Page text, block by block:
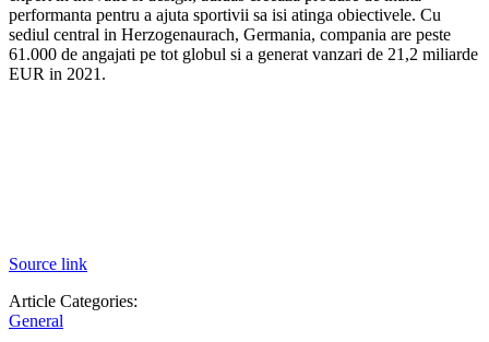
performanta pentru a ajuta sportivii sa isi atinga obiectivele. Cu
sediul central in Herzogenaurach, Germania, compania are peste
61.000 de angajati pe tot globul si a generat vanzari de 21,2 miliarde
EUR in 2021.
Source link
Article Categories:
General